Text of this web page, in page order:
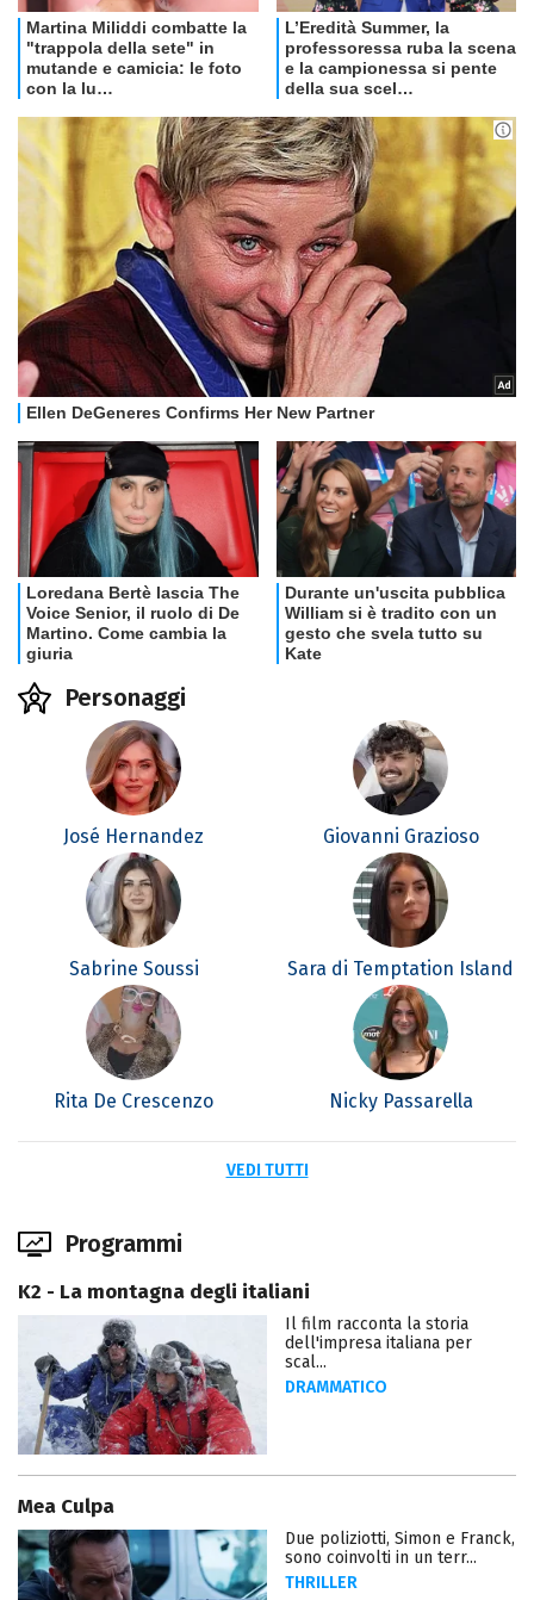
Personaggi
José Hernandez Giovanni Grazioso
Sabrine Soussi Sara di Temptation Island
Rita De Crescenzo Nicky Passarella
VEDI TUTTI
Programmi
K2 - La montagna degli italiani
Il film racconta la storia
dell'impresa italiana per
scal...
DRAMMATICO
Mea Culpa
Due poliziotti, Simon e Franck,
sono coinvolti in un terr...
THRILLER